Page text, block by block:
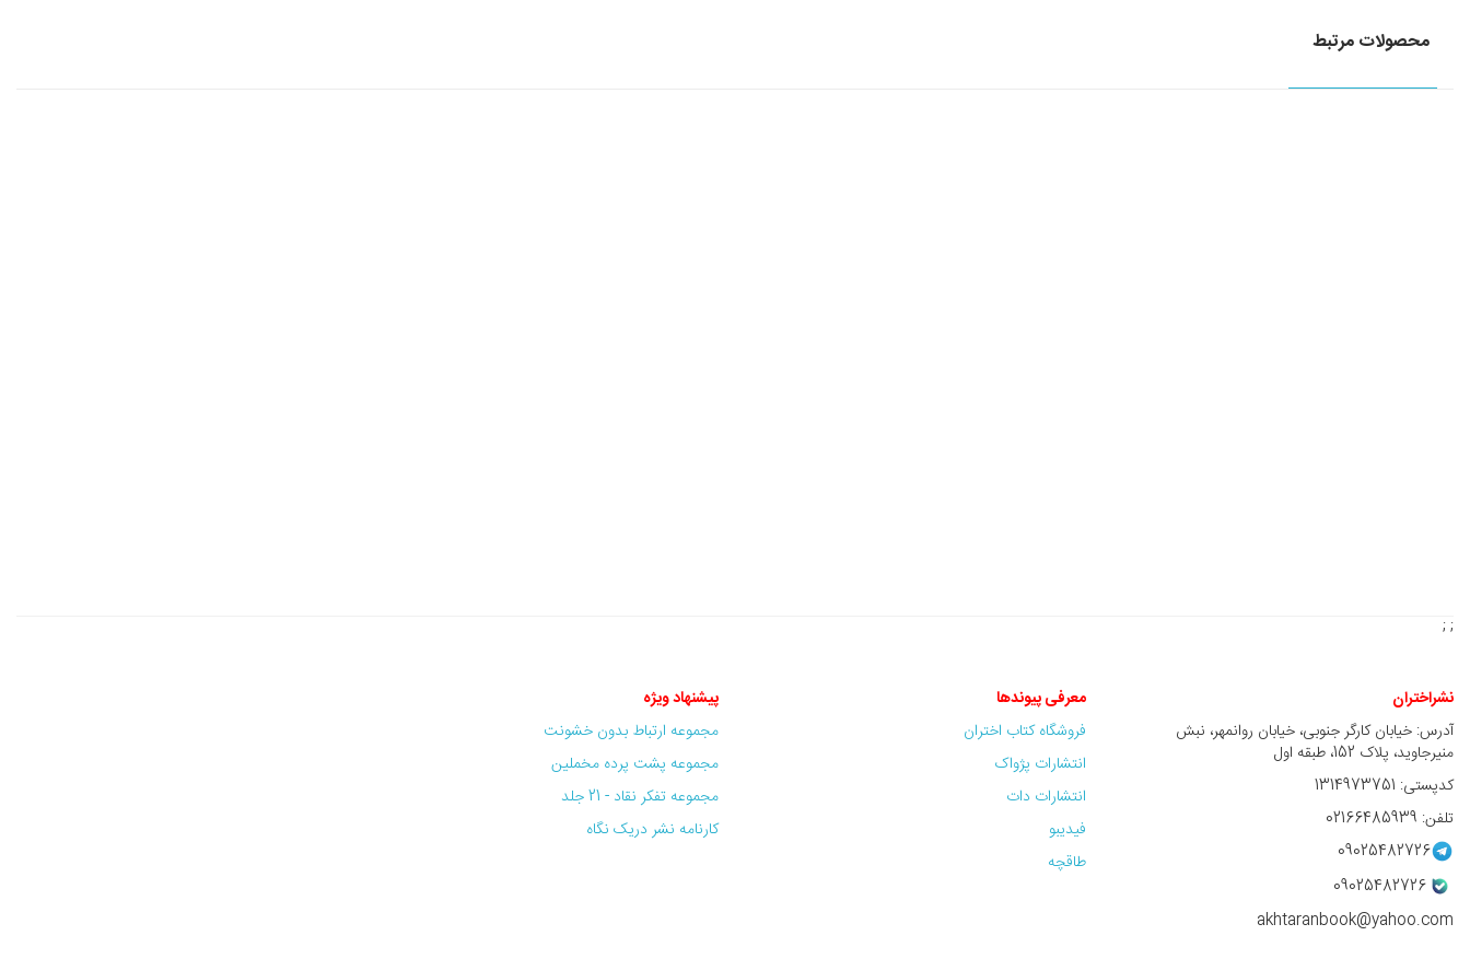
محصولات مرتبط
; ;
نشراختران
آدرس: خیابان کارگر جنوبی، خیابان روانمهر، نبش
منیرجاوید، پلاک 152، طبقه اول
کدپستی: 1314973751
تلفن: 02166485939
09025482726
09025482726
akhtaranbook@yahoo.com
معرفی پیوندها
فروشگاه کتاب اختران
انتشارات پژواک
انتشارات دات
فیدیبو
طاقچه
پیشنهاد ویژه
مجموعه ارتباط بدون خشونت
مجموعه پشت پرده مخملین
مجموعه تفکر نقاد - 21 جلد
کارنامه نشر دریک نگاه